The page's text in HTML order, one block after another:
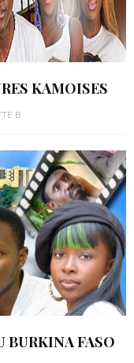
KAMOISES
B
BURKINA FASO